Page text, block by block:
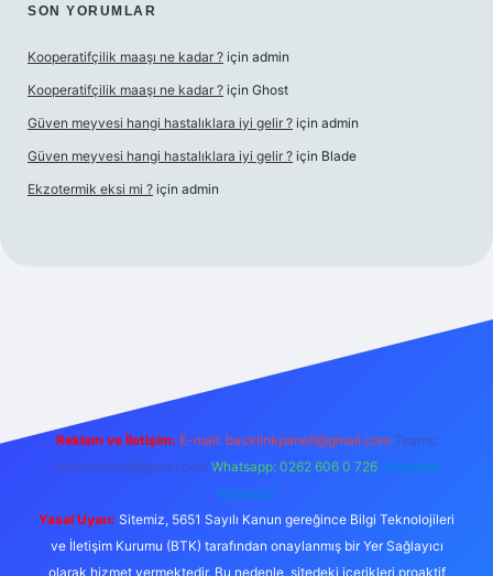
SON YORUMLAR
Kooperatifçilik maaşı ne kadar ? için admin
Kooperatifçilik maaşı ne kadar ? için Ghost
Güven meyvesi hangi hastalıklara iyi gelir ? için admin
Güven meyvesi hangi hastalıklara iyi gelir ? için Blade
Ekzotermik eksi mi ? için admin
Reklam ve İletişim: E-mail: backlinkpaneli@gmail.com Teams:
forumhizmeti@gmail.com Whatsapp: 0262 606 0 726 Telegram:
@karabul
Yasal Uyarı: Sitemiz, 5651 Sayılı Kanun gereğince Bilgi Teknolojileri
ve İletişim Kurumu (BTK) tarafından onaylanmış bir Yer Sağlayıcı
olarak hizmet vermektedir. Bu nedenle, sitedeki içerikleri proaktif